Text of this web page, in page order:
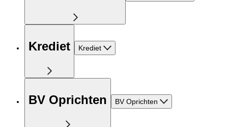
Krediet Krediet
BV Oprichten BV Oprichten